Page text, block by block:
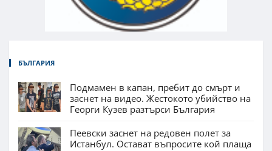
БЪЛГАРИЯ
Подмамен в капан, пребит до смърт и
заснет на видео. Жестокото убийство на
Георги Кузев разтърси България
Пеевски заснет на редовен полет за
Истанбул. Остават въпросите кой плаща